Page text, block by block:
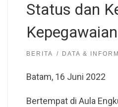
Status dan
Kepegawaian
BERITA DATA &
Batam, 16 Juni 2022
Bertempat di Aula